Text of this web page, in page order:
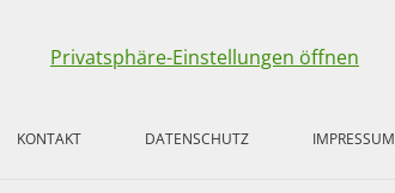
Privatsphäre-Einstellungen öffnen
KONTAKT DATENSCHUTZ IMPRESSUM